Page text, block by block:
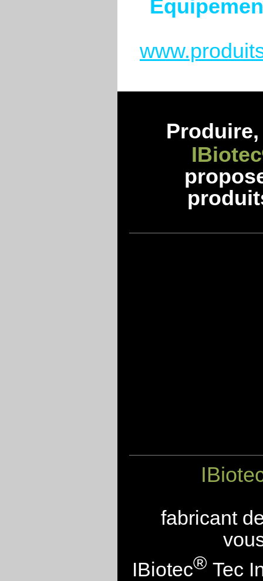
IBiotec
fabricant
IBiotec® Tec